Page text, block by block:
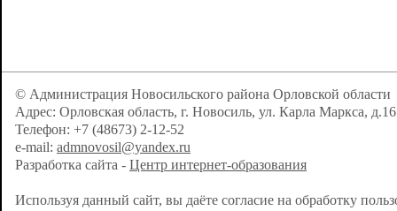
© Администрация Новосильского района Орловской области
Адрес: Орловская область, г. Новосиль, ул. Карла Маркса, д.16
Телефон: +7 (48673) 2-12-52
e-mail: admnovosil@yandex.ru
Разработка сайта - Центр интернет-образования
Используя данный сайт, вы даёте согласие на обработку